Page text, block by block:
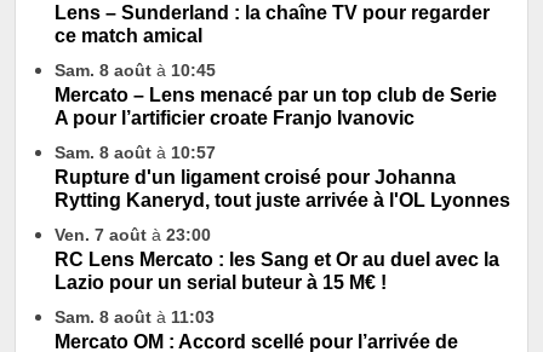
Lens – Sunderland : la chaîne TV pour regarder
ce match amical
Sam. 8 août à 10:45
Mercato – Lens menacé par un top club de Serie
A pour l’artificier croate Franjo Ivanovic
Sam. 8 août à 10:57
Rupture d'un ligament croisé pour Johanna
Rytting Kaneryd, tout juste arrivée à l'OL Lyonnes
Ven. 7 août à 23:00
RC Lens Mercato : les Sang et Or au duel avec la
Lazio pour un serial buteur à 15 M€ !
Sam. 8 août à 11:03
Mercato OM : Accord scellé pour l’arrivée de